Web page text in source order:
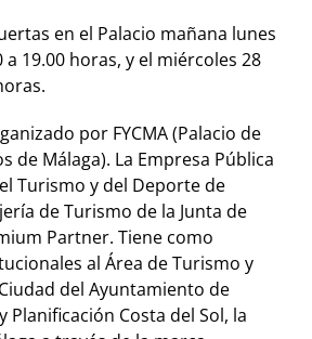
en el Palacio mañana lunes
a 19.00 horas, y el miércoles 28
por FYCMA (Palacio de
de Málaga). La Empresa Pública
Turismo y del Deporte de
de Turismo de la Junta de
Partner. Tiene como
al Área de Turismo y
del Ayuntamiento de
Planificación Costa del Sol, la